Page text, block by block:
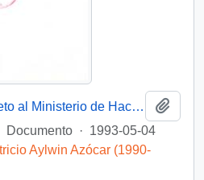
[Petición de dictar decreto al Ministerio de Hacienda]
Documento · 1993-05-04
Aylwin Azócar (1990-